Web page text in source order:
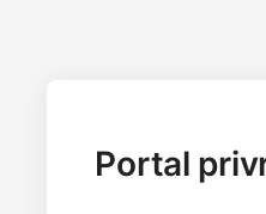
Portal